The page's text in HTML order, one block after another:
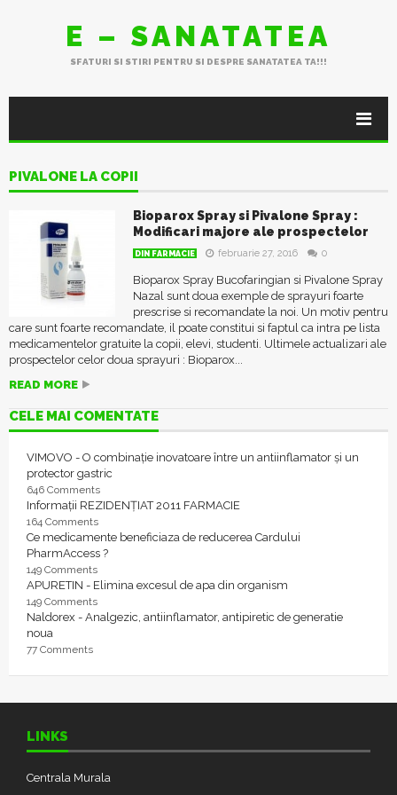
E – SANATATEA
SFATURI SI STIRI PENTRU SI DESPRE SANATATEA TA!!!
PIVALONE LA COPII
Bioparox Spray si Pivalone Spray :
Modificari majore ale prospectelor
DIN FARMACIE februarie 27, 2016 0
Bioparox Spray Bucofaringian si Pivalone Spray
Nazal sunt doua exemple de sprayuri foarte
prescrise si recomandate la noi. Un motiv pentru
care sunt foarte recomandate, il poate constitui si faptul ca intra pe lista
medicamentelor gratuite la copii, elevi, studenti. Ultimele actualizari ale
prospectelor celor doua sprayuri : Bioparox...
READ MORE
CELE MAI COMENTATE
VIMOVO - O combinație inovatoare între un antiinflamator și un
protector gastric
646 Comments
Informații REZIDENȚIAT 2011 FARMACIE
164 Comments
Ce medicamente beneficiaza de reducerea Cardului
PharmAccess ?
149 Comments
APURETIN - Elimina excesul de apa din organism
149 Comments
Naldorex - Analgezic, antiinflamator, antipiretic de generatie
noua
77 Comments
LINKS
Centrala Murala